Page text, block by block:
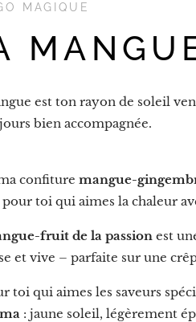
MAGIQUE
est ton rayon de soleil
bien accompagnée.
confiture mangue-
pour toi qui aimes la chaleur
fruit de la passion est
et vive – parfaite sur une
toi qui aimes les saveurs
: jaune soleil, légèrement